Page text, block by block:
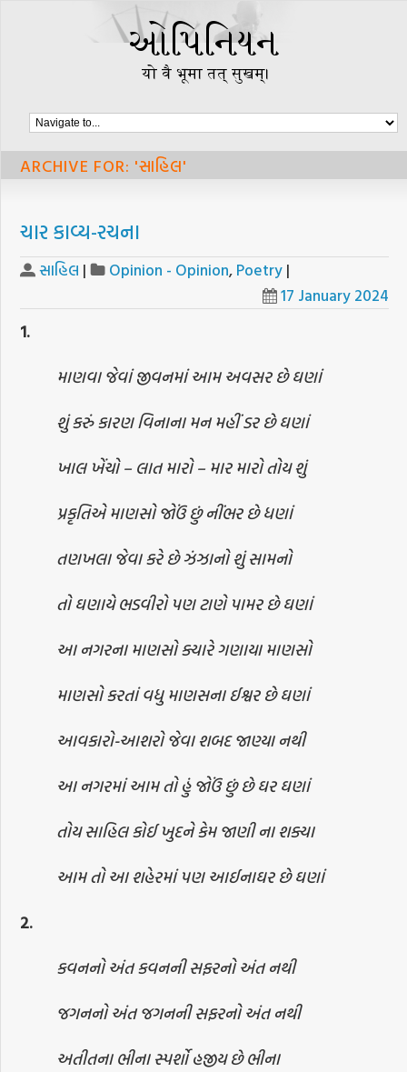
ARCHIVE FOR: 'સાહિલ'
ચાર કાવ્ય-રચના
સાહિલ | Opinion - Opinion, Poetry |
17 January 2024
1.
માણવા જેવાં જીવનમાં આમ અવસર છે ઘણાં
શું કરું કારણ વિનાના મન મહીં ડર છે ઘણાં
ખાલ ખેંચો – લાત મારો – માર મારો તોય શું
પ્રકૃતિએ માણસો જોઉં છું નીંભર છે ધણાં
તણખલા જેવા કરે છે ઝંઝાનો શું સામનો
તો ઘણાયે ભડવીરો પણ ટાણે પામર છે ઘણાં
આ નગરના માણસો ક્યારે ગણાયા માણસો
માણસો કરતાં વધુ માણસના ઈશ્વર છે ઘણાં
આવકારો-આશરો જેવા શબદ જાણ્યા નથી
આ નગરમાં આમ તો હું જોઉં છું છે ઘર ઘણાં
તોય સાહિલ કોઈ ખુદને કેમ જાણી ના શક્યા
આમ તો આ શહેરમાં પણ આઈનાઘર છે ઘણાં
2.
કવનનો અંત કવનની સફરનો અંત નથી
જગનનો અંત જગનની સફરનો અંત નથી
અતીતના ભીના સ્પર્શો હજીય છે ભીના